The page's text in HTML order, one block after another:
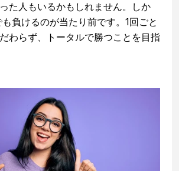
た人もいるかもしれません。しか
負けるのが当たり前です。1回ごと
わらず、トータルで勝つことを目指